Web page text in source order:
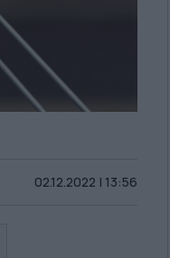
02.12.2022 | 13:56